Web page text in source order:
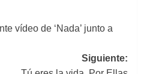
vídeo de ‘Nada’ junto a
Siguiente: